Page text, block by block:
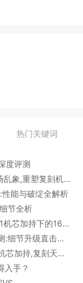
热门关键词
度评测
VS厂丹东3255真一体机心深度评测:打破市场乱象,重塑复刻机芯新标杆​
能与破绽全解析
节全析
VS厂V2配重版间金迪通拿深度评测:丹东4131机芯加持下的165克精密之作​
PPF厂百达翡丽5712/1A-V3版鹦鹉螺深度评测:细节升级直击正品
VS厂黑盘海马300V4版上手评测:8800一体机芯加持,复刻天花板实至名归?
入手？